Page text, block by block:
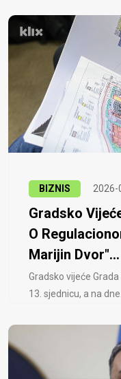
BIZNIS 2026-
Gradsko
O
Marijin Dvor"...
Gradsko vijeće
13. sjednicu, a na